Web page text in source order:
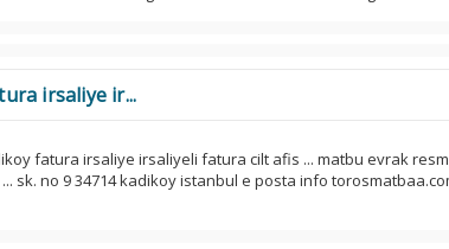
irsaliye ir...
fatura irsaliye irsaliyeli fatura cilt afis ... matbu evrak
sk. no 9 34714 kadikoy istanbul e posta info